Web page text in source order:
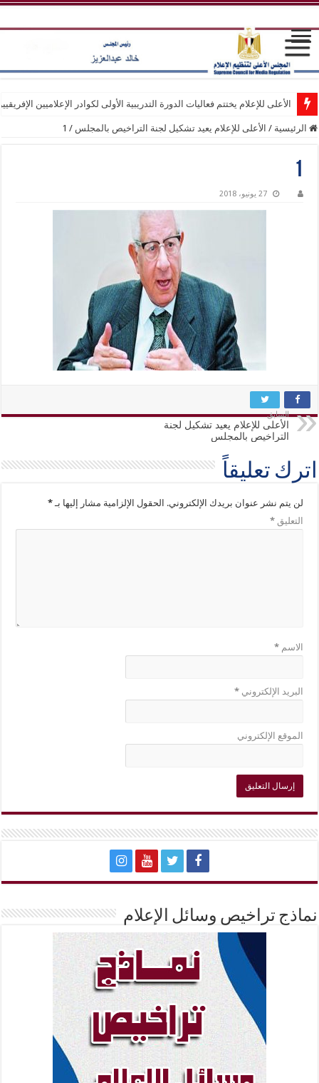
الأعلى للإعلام يختتم فعاليات الدورة التدريبية الأولى لكوادر الإعلاميين
الرئيسية / الأعلى للإعلام يعيد تشكيل لجنة التراخيص بالمجلس /
1
1
27 يونيو، 2018
السابق
الأعلى للإعلام يعيد تشكيل لجنة
التراخيص بالمجلس
اترك تعليقاً
لن يتم نشر عنوان بريدك الإلكتروني. الحقول الإلزامية مشار إليها بـ*
التعليق*
الاسم*
البريد الإلكتروني*
الموقع الإلكتروني
نماذج تراخيص وسائل الإعلام